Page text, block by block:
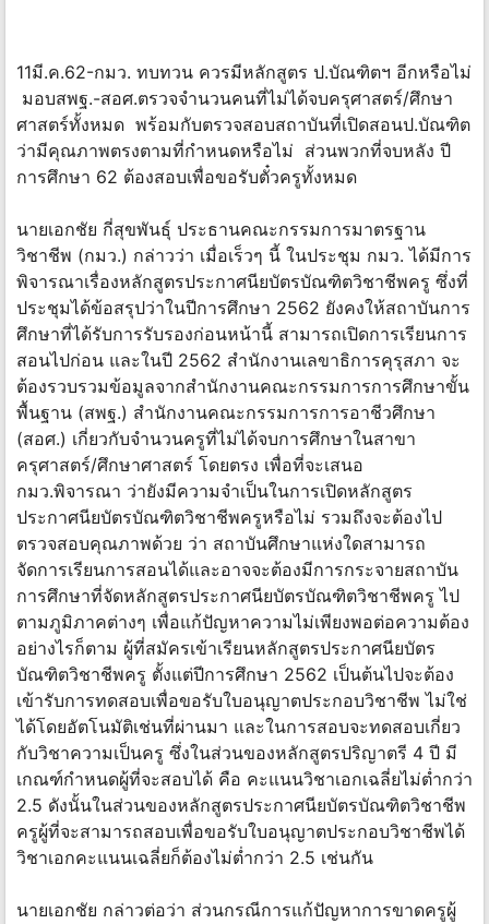
11มี.ค.62-กมว. ทบทวน ควรมีหลักสูตร ป.บัณฑิตฯ อีกหรือไม่
มอบสพฐ.-สอศ.ตรวจจำนวนคนที่ไม่ได้จบครุศาสตร์/ศึกษา
ศาสตร์ทั้งหมด พร้อมกับตรวจสอบสถาบันที่เปิดสอนป.บัณฑิต
ว่ามีคุณภาพตรงตามที่กำหนดหรือไม่ ส่วนพวกที่จบหลัง ปี
การศึกษา 62 ต้องสอบเพื่อขอรับตั๋วครูทั้งหมด
นายเอกชัย กี่สุขพันธุ์ ประธานคณะกรรมการมาตรฐาน
วิชาชีพ (กมว.) กล่าวว่า เมื่อเร็วๆ นี้ ในประชุม กมว. ได้มีการ
พิจารณาเรื่องหลักสูตรประกาศนียบัตรบัณฑิตวิชาชีพครู ซึ่งที่
ประชุมได้ข้อสรุปว่าในปีการศึกษา 2562 ยังคงให้สถาบันการ
ศึกษาที่ได้รับการรับรองก่อนหน้านี้ สามารถเปิดการเรียนการ
สอนไปก่อน และในปี 2562 สำนักงานเลขาธิการคุรุสภา จะ
ต้องรวบรวมข้อมูลจากสำนักงานคณะกรรมการการศึกษาขั้น
พื้นฐาน (สพฐ.) สำนักงานคณะกรรมการการอาชีวศึกษา
(สอศ.) เกี่ยวกับจำนวนครูที่ไม่ได้จบการศึกษาในสาขา
ครุศาสตร์/ศึกษาศาสตร์ โดยตรง เพื่อที่จะเสนอ
กมว.พิจารณา ว่ายังมีความจำเป็นในการเปิดหลักสูตร
ประกาศนียบัตรบัณฑิตวิชาชีพครูหรือไม่ รวมถึงจะต้องไป
ตรวจสอบคุณภาพด้วย ว่า สถาบันศึกษาแห่งใดสามารถ
จัดการเรียนการสอนได้และอาจจะต้องมีการกระจายสถาบัน
การศึกษาที่จัดหลักสูตรประกาศนียบัตรบัณฑิตวิชาชีพครู ไป
ตามภูมิภาคต่างๆ เพื่อแก้ปัญหาความไม่เพียงพอต่อความต้อง
อย่างไรก็ตาม ผู้ที่สมัครเข้าเรียนหลักสูตรประกาศนียบัตร
บัณฑิตวิชาชีพครู ตั้งแต่ปีการศึกษา 2562 เป็นต้นไปจะต้อง
เข้ารับการทดสอบเพื่อขอรับใบอนุญาตประกอบวิชาชีพ ไม่ใช่
ได้โดยอัตโนมัติเช่นที่ผ่านมา และในการสอบจะทดสอบเกี่ยว
กับวิชาความเป็นครู ซึ่งในส่วนของหลักสูตรปริญาตรี 4 ปี มี
เกณฑ์กำหนดผู้ที่จะสอบได้ คือ คะแนนวิชาเอกเฉลี่ยไม่ต่ำกว่า
2.5 ดังนั้นในส่วนของหลักสูตรประกาศนียบัตรบัณฑิตวิชาชีพ
ครูผู้ที่จะสามารถสอบเพื่อขอรับใบอนุญาตประกอบวิชาชีพได้
วิชาเอกคะแนนเฉลี่ยก็ต้องไม่ต่ำกว่า 2.5 เช่นกัน
นายเอกชัย กล่าวต่อว่า ส่วนกรณีการแก้ปัญหาการขาดครูผู้